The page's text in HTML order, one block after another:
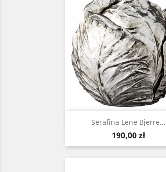
Serafina Lene Bjerre...
Cena
190,00 zł
Szybki podgląd